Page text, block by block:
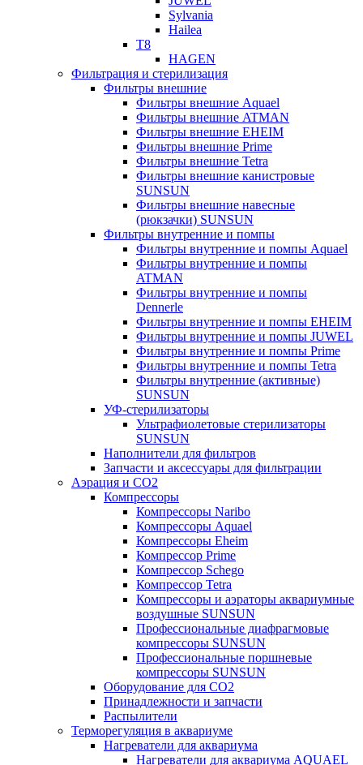
Sylvania
Hailea
T8
HAGEN
Фильтрация и стерилизация
Фильтры внешние
Фильтры внешние Aquael
Фильтры внешние ATMAN
Фильтры внешние EHEIM
Фильтры внешние Prime
Фильтры внешние Tetra
Фильтры внешние канистровые
SUNSUN
Фильтры внешние навесные
(рюкзачки) SUNSUN
Фильтры внутренние и помпы
Фильтры внутренние и помпы Aquael
Фильтры внутренние и помпы
ATMAN
Фильтры внутренние и помпы
Dennerle
Фильтры внутренние и помпы EHEIM
Фильтры внутренние и помпы JUWEL
Фильтры внутренние и помпы Prime
Фильтры внутренние и помпы Tetra
Фильтры внутренние (активные)
SUNSUN
УФ-стерилизаторы
Ультрафиолетовые стерилизаторы
SUNSUN
Наполнители для фильтров
Запчасти и аксессуары для фильтрации
Аэрация и CO2
Компрессоры
Компрессоры Naribo
Компрессоры Aquael
Компрессоры Eheim
Компрессор Prime
Компрессор Schego
Компрессор Tetra
Компрессоры и аэраторы аквариумные
воздушные SUNSUN
Профессиональные диафрагмовые
компрессоры SUNSUN
Профессиональные поршневые
компрессоры SUNSUN
Оборудование для CO2
Принадлежности и запчасти
Распылители
Терморегуляция в аквариуме
Нагреватели для аквариума
Нагреватели для аквариума AQUAEL